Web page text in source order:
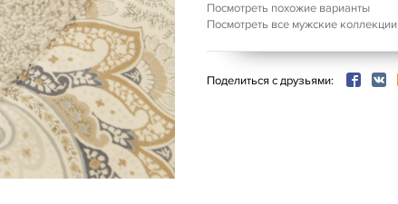
Посмотреть похожие варианты
Посмотреть все мужские коллекции
Поделиться с друзьями: